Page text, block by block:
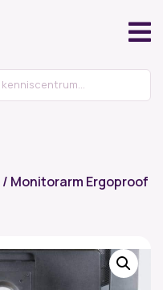
/ Monitorarm Ergoproof